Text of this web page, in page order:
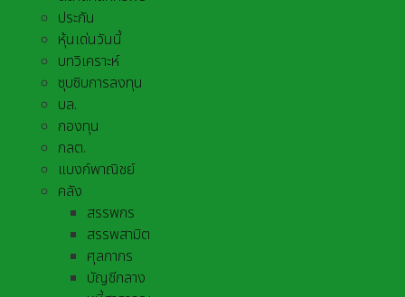
ประกัน
หุ้นเด่นวันนี้
บทวิเคราะห์
ซุบซิบการลงทุน
บล.
กองทุน
กลต.
แบงก์พาณิชย์
คลัง
สรรพกร
สรรพสามิต
ศุลกากร
บัญชีกลาง